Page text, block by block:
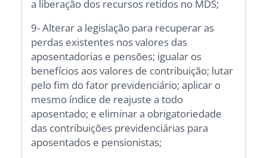
a liberação dos recursos retidos no MDS;
9- Alterar a legislação para recuperar as
perdas existentes nos valores das
aposentadorias e pensões; igualar os
benefícios aos valores de contribuição; lutar
pelo fim do fator previdenciário; aplicar o
mesmo índice de reajuste a todo
aposentado; e eliminar a obrigatoriedade
das contribuições previdenciárias para
aposentados e pensionistas;